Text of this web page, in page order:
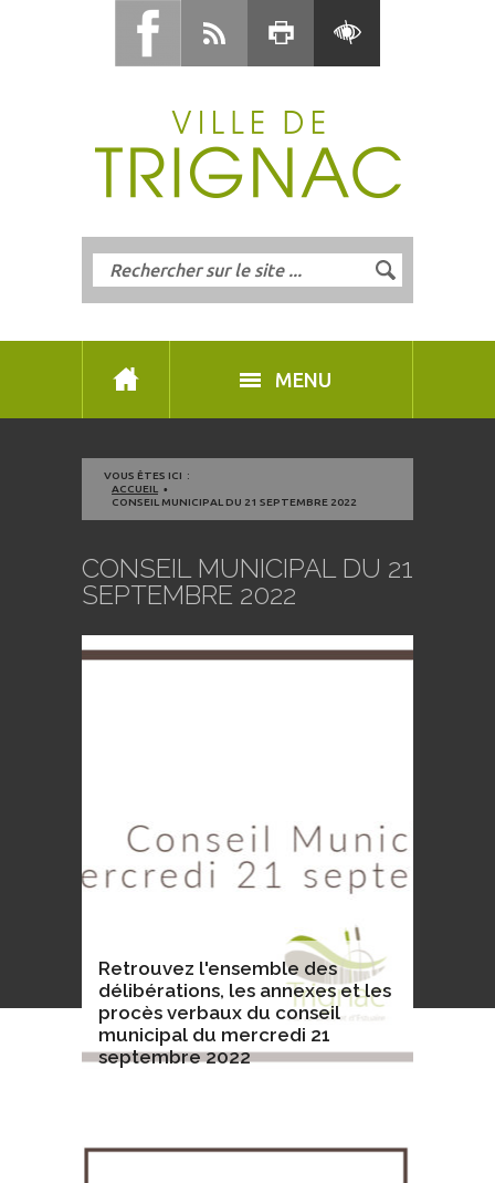
MENU
VOUS ÊTES ICI :
ACCUEIL
CONSEIL MUNICIPAL DU 21 SEPTEMBRE 2022
CONSEIL MUNICIPAL DU 21
SEPTEMBRE 2022
Retrouvez l'ensemble des
délibérations, les annexes et les
procès verbaux du conseil
municipal du mercredi 21
septembre 2022